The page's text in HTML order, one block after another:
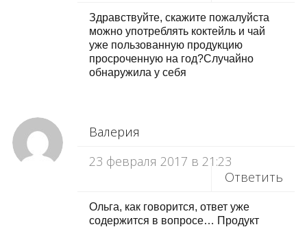
Здравствуйте, скажите пожалуйста
можно употреблять коктейль и чай
уже пользованную продукцию
просроченную на год?Случайно
обнаружила у себя
Валерия
23 февраля 2017 в 21:23
Ответить
Ольга, как говорится, ответ уже
содержится в вопросе… Продукт